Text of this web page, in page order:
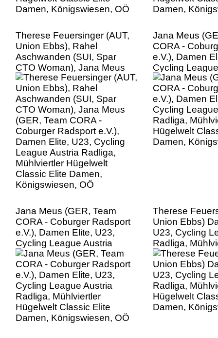
Therese Feuersinger (AUT,
Union Ebbs), Rahel
Aschwanden (SUI, Spar
CTO Woman), Jana Meus
(GER, Team CORA -
Coburger Radsport e.V.),
Damen Elite, U23, Cycling
League Austria Radliga,
Mühlviertler Hügelwelt
Classic Elite Damen,
Königswiesen, OÖ
Jana Meus
CORA -
e.V.), Damen
Cycling
Radliga,
Hügelwelt
Damen,
Jana Meus (GER, Team
CORA - Coburger Radsport
e.V.), Damen Elite, U23,
Cycling League Austria
Radliga, Mühlviertler
Hügelwelt Classic Elite
Damen, Königswiesen, OÖ
Therese
Union Ebbs)
U23, Cycling
Radliga,
Hügelwelt
Damen,